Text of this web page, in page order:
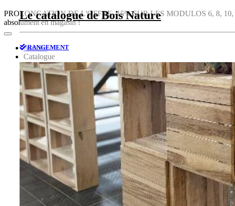
PROLONGATION DE L'OFFRE -15% SUR LES MODULOS 6, 8,
absolument en magasin !
Le catalogue de Bois Nature
RANGEMENT
Accueil
Catalogue
Le catalogue de Bois Nature
RANGEMENT